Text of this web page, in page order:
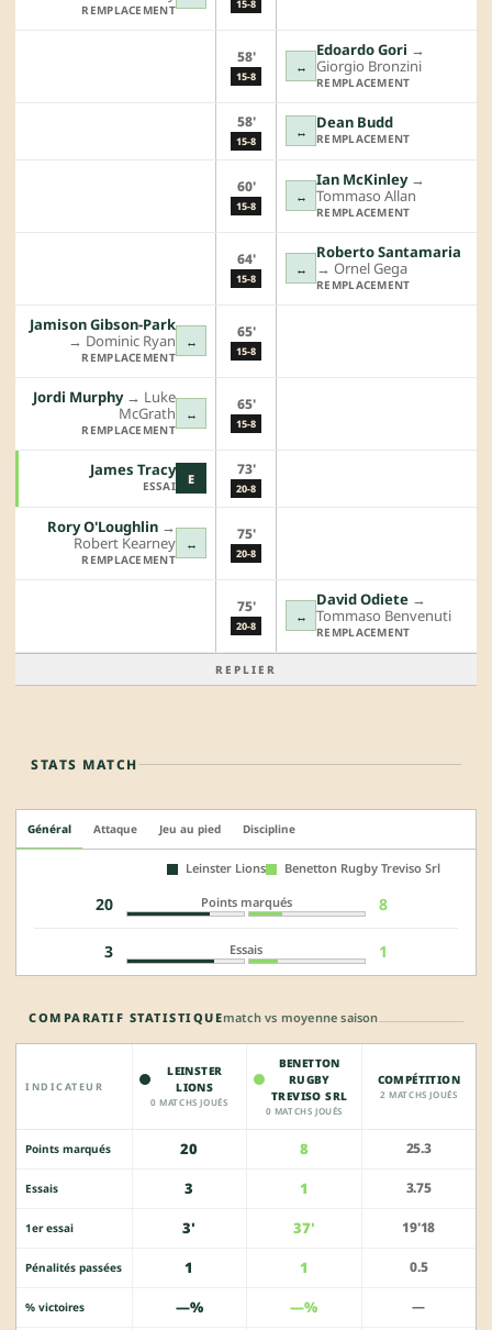
REMPLACEMENT 15-8
58'
15-8
↔
Edoardo Gori →︎
Giorgio Bronzini
REMPLACEMENT
58'
15-8
↔ Dean Budd
REMPLACEMENT
60'
15-8
↔
Ian McKinley→︎
Tommaso Allan
REMPLACEMENT
64'
15-8
↔
Roberto Santamaria
→︎ Ornel Gega
REMPLACEMENT
↔
Jamison Gibson-Park
→︎ Dominic Ryan
REMPLACEMENT
65'
15-8
↔
Jordi Murphy→︎ Luke
McGrath
REMPLACEMENT
65'
15-8
E
James Tracy
ESSAI
73'
20-8
↔
Rory O'Loughlin →︎
Robert Kearney
REMPLACEMENT
75'
20-8
75'
20-8
↔
David Odiete →︎
Tommaso Benvenuti
REMPLACEMENT
REPLIER
STATS MATCH
Général Attaque Jeu au pied Discipline
Leinster Lions Benetton Rugby Treviso Srl
20 Points marqués 8
3 Essais 1
COMPARATIF STATISTIQUEmatch vs moyenne saison
INDICATEUR
LEINSTER
LIONS
0 MATCHS JOUÉS
BENETTON
RUGBY
TREVISO SRL
0 MATCHS JOUÉS
COMPÉTITION
2 MATCHS JOUÉS
Points marqués 20 8 25.3
Essais 3 1 3.75
1er essai 3' 37' 19'18
Pénalités passées 1 1 0.5
% victoires —% —% —